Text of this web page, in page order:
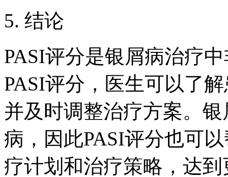
5. 结论
PASI评分是银屑病治疗
PASI评分，医生可以了
并及时调整治疗方案。
病，因此PASI评分也可
疗计划和治疗策略，达